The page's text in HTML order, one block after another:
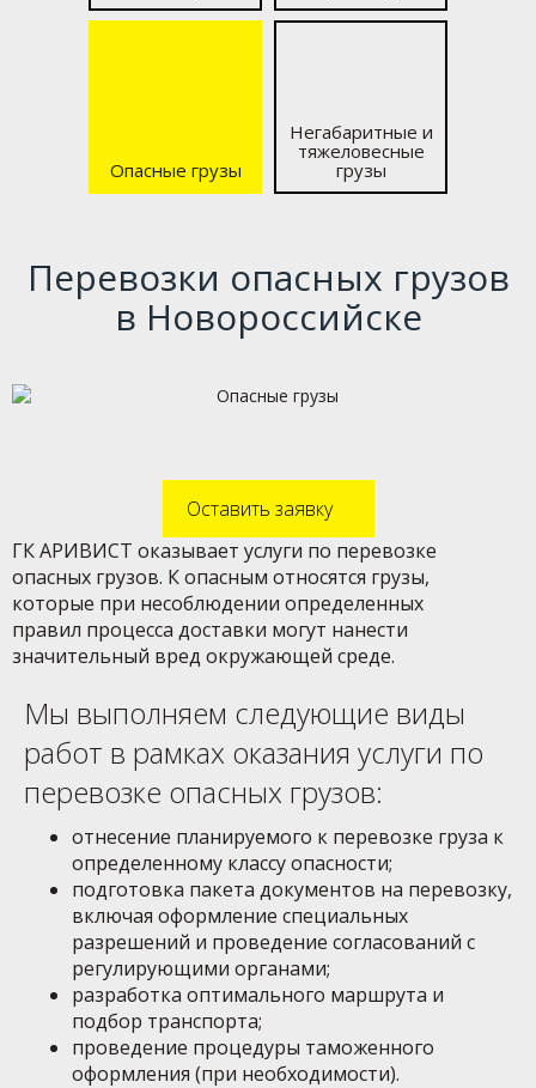
Опасные грузы
Негабаритные и
тяжело­весные
грузы
Перевозки опасных грузов
в Новороссийске
Оставить заявку
ГК АРИВИСТ оказывает услуги по перевозке
опасных грузов. К опасным относятся грузы,
которые при несоблюдении определенных
правил процесса доставки могут нанести
значительный вред окружающей среде.
Мы выполняем следующие виды
работ в рамках оказания услуги по
перевозке опасных грузов:
отнесение планируемого к перевозке груза к
определенному классу опасности;
подготовка пакета документов на перевозку,
включая оформление специальных
разрешений и проведение согласований с
регулирующими органами;
разработка оптимального маршрута и
подбор транспорта;
проведение процедуры таможенного
оформления (при необходимости).